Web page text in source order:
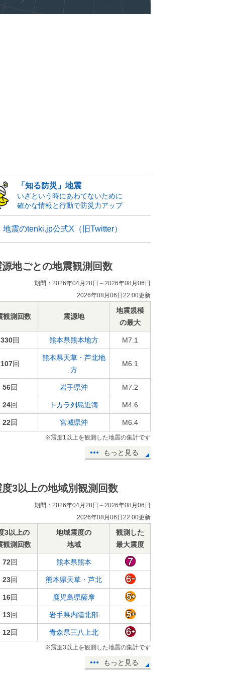
「知る防災」地震
いざという時にあわてないために
確かな情報と行動で防災力アップ
地震のtenki.jp公式X（旧Twitter）
源地ごとの地震観測回数
期間：2026年04月28日～2026年08月06日
2026年08月06日22:00更新
観測回数 震源地
地震規模
の最大
330回 熊本県熊本地方 M7.1
107回
熊本県天草・芦北地
方
M6.1
56回 岩手県沖 M7.2
24回 トカラ列島近海 M4.6
22回 宮城県沖 M6.4
※震度1以上を観測した地震の集計です
もっと見る
度3以上の地域別観測回数
期間：2026年04月28日～2026年08月06日
2026年08月06日22:00更新
3以上の
観測回数
地域震度の
地域
観測した
最大震度
72回 熊本県熊本
23回 熊本県天草・芦北
16回 鹿児島県薩摩
13回 岩手県内陸北部
12回 青森県三八上北
※震度3以上を観測した地震の集計です
もっと見る